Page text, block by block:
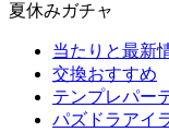
夏休みガチャ
当たりと最新
交換おすすめ
テンプレパー
パズドラアイ